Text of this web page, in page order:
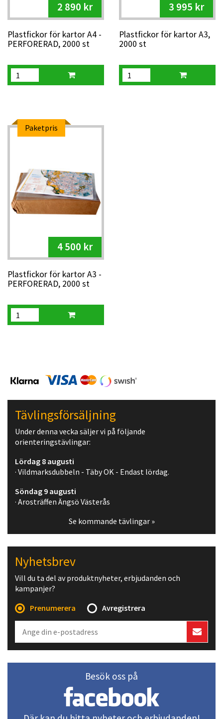
2 890 kr
Plastfickor för kartor A4 -
PERFORERAD, 2000 st
3 995 kr
Plastfickor för kartor A3,
2000 st
Paketpris
4 500 kr
Plastfickor för kartor A3 -
PERFORERAD, 2000 st
Tävlingsförsäljning
Under denna vecka säljer vi på följande
orienteringstävlingar:
Lördag 8 augusti
· Vildmarksdubbeln - Täby OK - Endast lördag.
Söndag 9 augusti
· Arosträffen Ängsö Västerås
Se kommande tävlingar »
Nyhetsbrev
Vill du ta del av produktnyheter, erbjudanden och
kampanjer?
Prenumerera
Avregistrera
Besök oss på